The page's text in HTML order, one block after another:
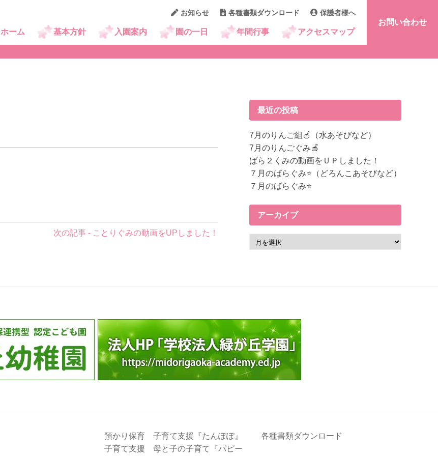
お知らせ 各種書類ダウンロード 保護者様へ
ホーム 基本方針 入園案内 園の一日 年間行事 アクセスマップ
お問い合わせ
京王幼稚園ニュース
次の記事 - ことりぐみの動画をUPしました！
最近の投稿
7月のりんご組🍎（水あそびなど）
7月のりんごぐみ🍎
ばら２くみの動画をＵＰしました！
７月のばらぐみ⭐（どろんこあそびなど）
７月のばらぐみ⭐
アーカイブ
ー
預かり保育 子育て支援『たんぽぽ』
子育て支援 母と子の子育て『パピー
各種書類ダウンロード